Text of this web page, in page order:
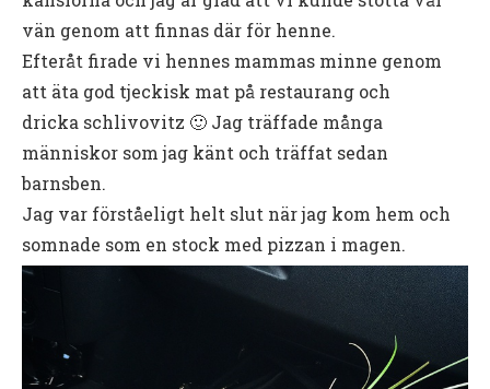
vän genom att finnas där för henne.
Efteråt firade vi hennes mammas minne genom
att äta god tjeckisk mat på restaurang och
dricka schlivovitz 🙂 Jag träffade många
människor som jag känt och träffat sedan
barnsben.
Jag var förståeligt helt slut när jag kom hem och
somnade som en stock med pizzan i magen.